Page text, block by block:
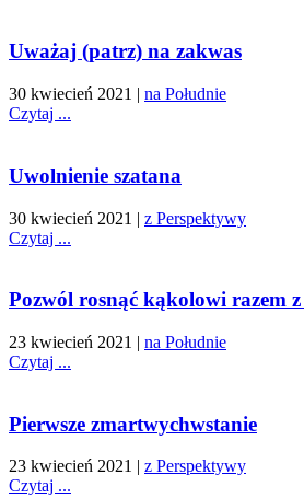
Uważaj (patrz) na zakwas
30 kwiecień 2021 | na Południe
Czytaj ...
Uwolnienie szatana
30 kwiecień 2021 | z Perspektywy
Czytaj ...
Pozwól rosnąć kąkolowi razem z
23 kwiecień 2021 | na Południe
Czytaj ...
Pierwsze zmartwychwstanie
23 kwiecień 2021 | z Perspektywy
Czytaj ...